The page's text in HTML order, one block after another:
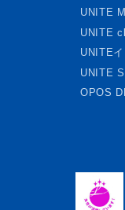
UNITE
UNITE
UNITE
UNITE
OPOS